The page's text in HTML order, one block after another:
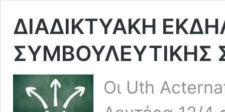
ΔΙΑΔΙΚΤΥΑΚΗ
ΣΥΜΒΟΥΛΕΥΤΙΚΗΣ
Οι Uth